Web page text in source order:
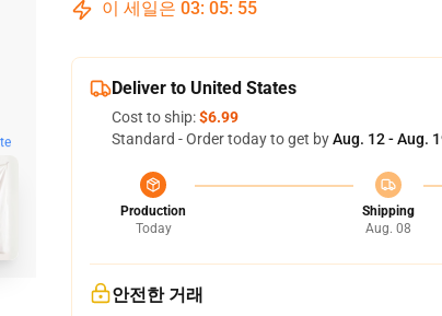
이 세일은 03: 05: 54
Deliver to United States
Cost to ship:$6.99
Standard - Order today to get byAug. 12 - Aug.
Production
Today
Shipping
Aug. 08
안전한 거래